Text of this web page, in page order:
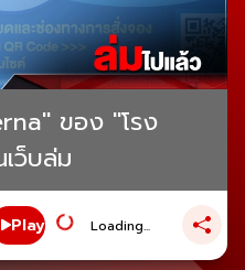
ของ "โรง
ว็บล่ม
Play Loading...